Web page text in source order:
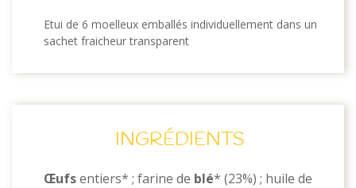
Etui de 6 moelleux emballés individuellement dans un
sachet fraicheur transparent
INGRÉDIENTS
Œufsentiers* ; farine de blé* (23%) ; huile de